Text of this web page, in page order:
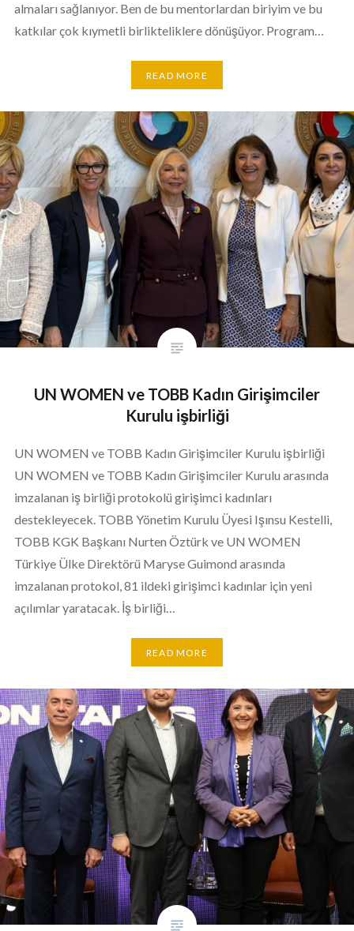
almaları sağlanıyor. Ben de bu mentorlardan biriyim ve bu
katkılar çok kıymetli birlikteliklere dönüşüyor. Program…
READ MORE
UN WOMEN ve TOBB Kadın Girişimciler
Kurulu işbirliği
UN WOMEN ve TOBB Kadın Girişimciler Kurulu işbirliği
UN WOMEN ve TOBB Kadın Girişimciler Kurulu arasında
imzalanan iş birliği protokolü girişimci kadınları
destekleyecek. TOBB Yönetim Kurulu Üyesi Işınsu Kestelli,
TOBB KGK Başkanı Nurten Öztürk ve UN WOMEN
Türkiye Ülke Direktörü Maryse Guimond arasında
imzalanan protokol, 81 ildeki girişimci kadınlar için yeni
açılımlar yaratacak. İş birliği…
READ MORE